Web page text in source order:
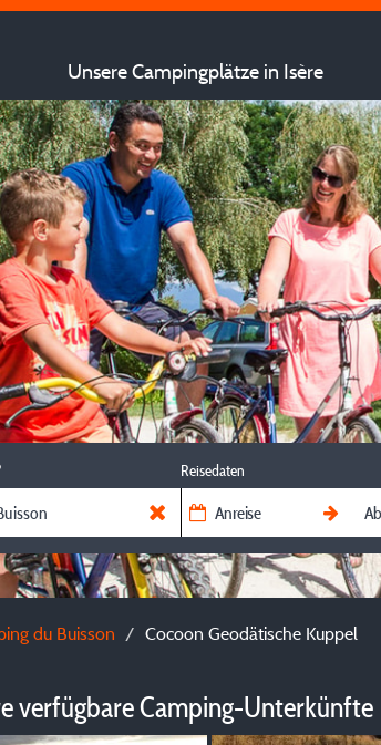
Unsere Campingplätze in Isère
Reisedaten
du Buisson Cocoon Geodätische Kuppel
verfügbare Camping-Unterkünfte